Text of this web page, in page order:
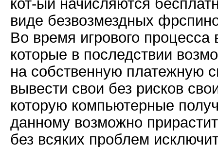
кот-ый начисляются
виде безвозмездных
Во время игрового
которые в последствии
на собственную платежную
вывести свои без рисков
которую компьютерные
данному возможно
без всяких проблем